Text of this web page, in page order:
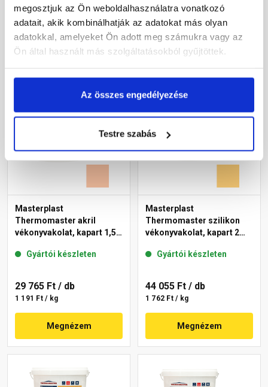
megosztjuk az Ön weboldalhasználatra vonatkozó
adatait, akik kombinálhatják az adatokat más olyan
adatokkal, amelyeket Ön adott meg számukra vagy az
Ön által használt más szolgáltatásokból gyűjtöttek.
Az összes engedélyezése
Testre szabás
27 385 Ft
1 095 Ft / kg
31 850 Ft / db
1 274 Ft / kg
Masterplast
Thermomaster akril
vékonyvakolat, kapart 1,5
Gyártói készleten
29 765 Ft / db
1 191 Ft / kg
Megnézem
Masterplast
Thermomaster szilikon
vékonyvakolat, kapart 2
Gyártói készleten
44 055 Ft / db
1 762 Ft / kg
Megnézem